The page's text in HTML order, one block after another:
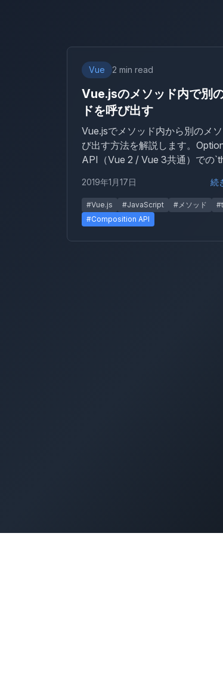
Vue 2 min read
Vue.jsのメソッド内で別
ドを呼び出す
Vue.jsでメソッド内から別のメ
び出す方法を解説します。
API（Vue 2 / Vue 3共通）での
APIでの呼び出し方をコード例と
介します。
2019年1月17日 続
#Vue.js #JavaScript #メソッド
#Composition API